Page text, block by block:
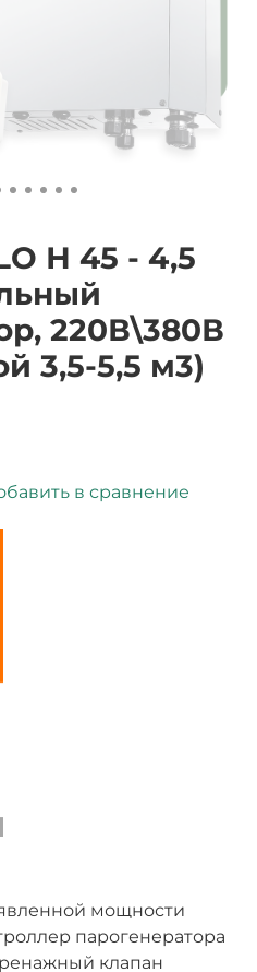
Н 45 - 4,5
220В\380В
3,5-5,5 м3)
в сравнение
мощности
парогенератора
клапан